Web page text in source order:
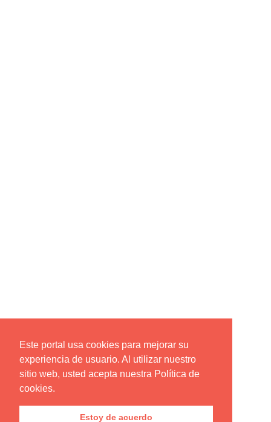
Este portal usa cookies para mejorar su
experiencia de usuario. Al utilizar nuestro
sitio web, usted acepta nuestra Política de
cookies.
Estoy de acuerdo